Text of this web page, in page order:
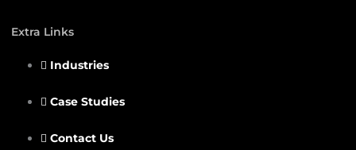
Extra Links
Industries
Case Studies
Contact Us